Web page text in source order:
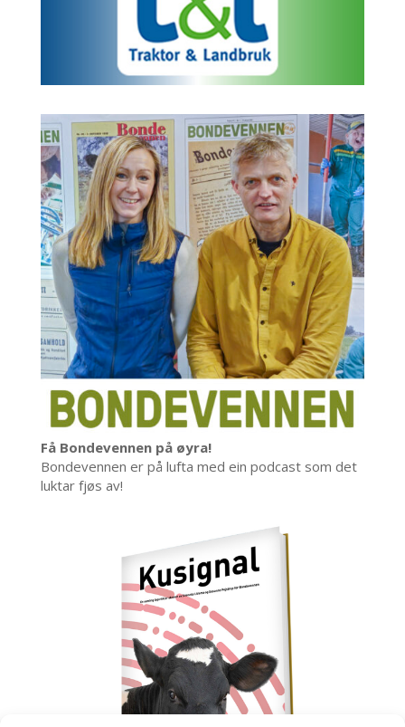
Få Bondevennen på øyra!
Bondevennen er på lufta med ein podcast som det
luktar fjøs av!